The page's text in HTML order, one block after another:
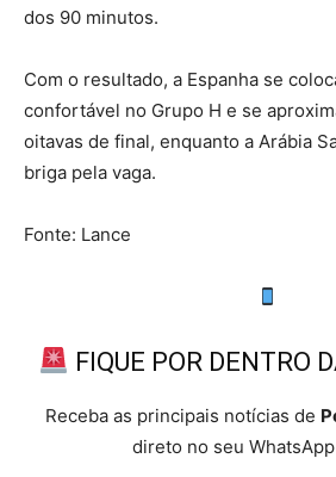
dos 90 minutos.
Com o resultado, a Espanha se
confortável no Grupo H e se
oitavas de final, enquanto a Arábia
briga pela vaga.
Fonte: Lance
FIQUE POR DENTRO
Receba as principais notícias de
direto no seu WhatsApp